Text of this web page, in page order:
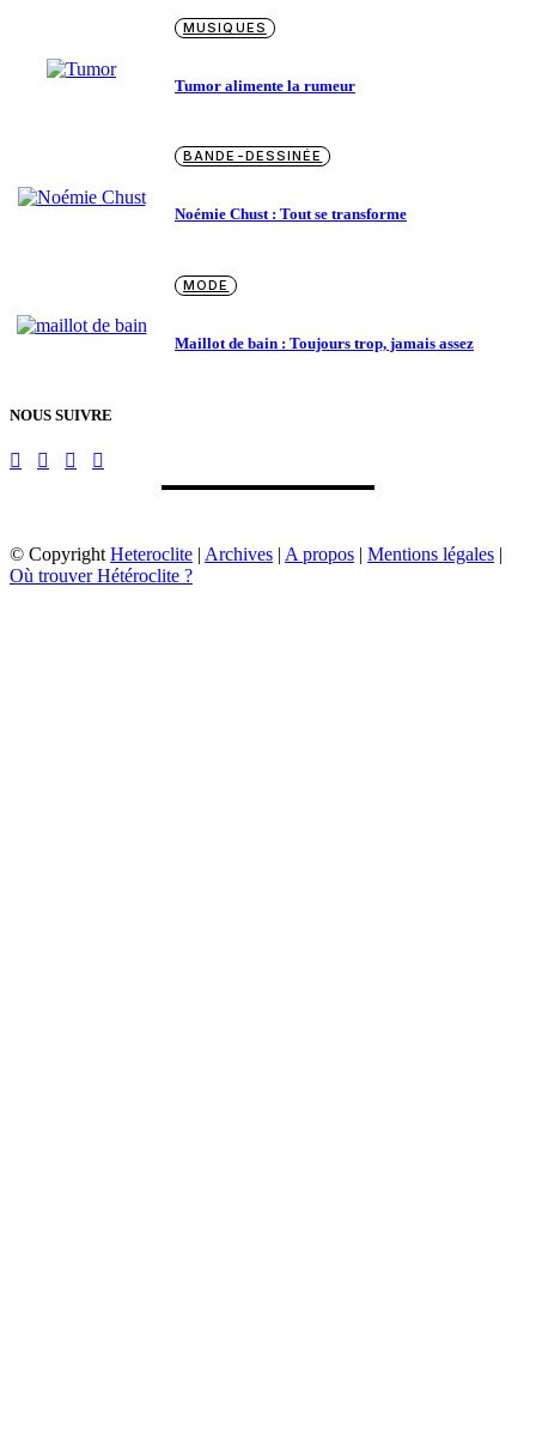
MUSIQUES
Tumor alimente la rumeur
BANDE-DESSINÉE
Noémie Chust : Tout se transforme
MODE
Maillot de bain : Toujours trop, jamais assez
NOUS SUIVRE
© Copyright Heteroclite | Archives | A propos | Mentions légales |
Où trouver Hétéroclite ?